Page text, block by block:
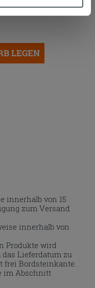
die Schaltfläche
Wenn Sie auf
Cookies fortsetzen.
LEGEN
innerhalb von 15
zum Versand
innerhalb von
Produkte wird
Lieferdatum zu
frei Bordsteinkante.
im Abschnitt